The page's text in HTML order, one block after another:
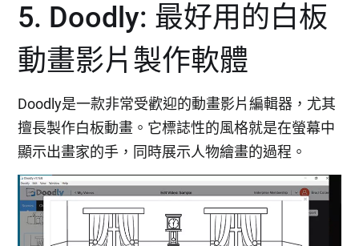
5. Doodly: 最好用的白板
動畫影片製作軟體
Doodly是一款非常受歡迎的動畫影片編輯器，尤其
擅長製作白板動畫。它標誌性的風格就是在螢幕中
顯示出畫家的手，同時展示人物繪畫的過程。